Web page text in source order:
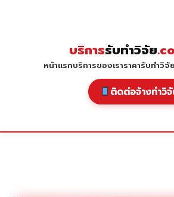
บริการรับทำวิจัย
หน้าแรกบริการของเราราคารับทำวิจัย
ติดต่อจ้างทำวิ